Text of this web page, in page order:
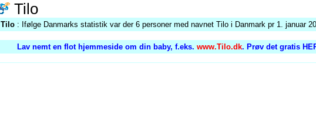
Tilo
Tilo : Ifølge Danmarks statistik var der 6 personer med navnet Tilo i Danmark pr 1. januar
Lav nemt en flot hjemmeside om din baby, f.eks. www.Tilo.dk. Prøv det gratis